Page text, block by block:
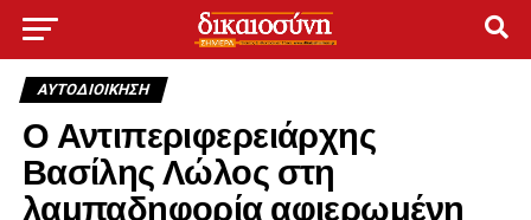
ΑΥΤΟΔΙΟΊΚΗΣΗ
Ο Αντιπεριφερειάρχης
Βασίλης Λώλος στη
λαμπαδηφορία αφιερωμένη